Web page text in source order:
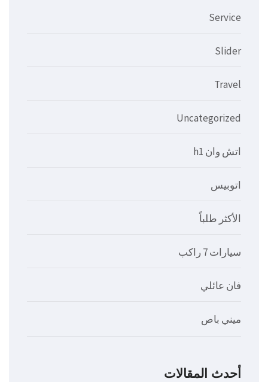
Service
Slider
Travel
Uncategorized
اتش وان h1
اتوبيس
الأكثر طلباً
سيارات 7 راكب
فان عائلي
ميني باص
أحدث المقالات